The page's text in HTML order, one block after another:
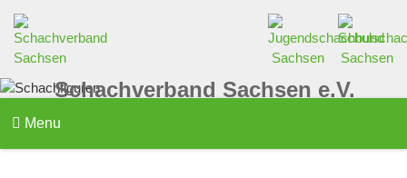
Schachverband Sachsen e.V.
Menu